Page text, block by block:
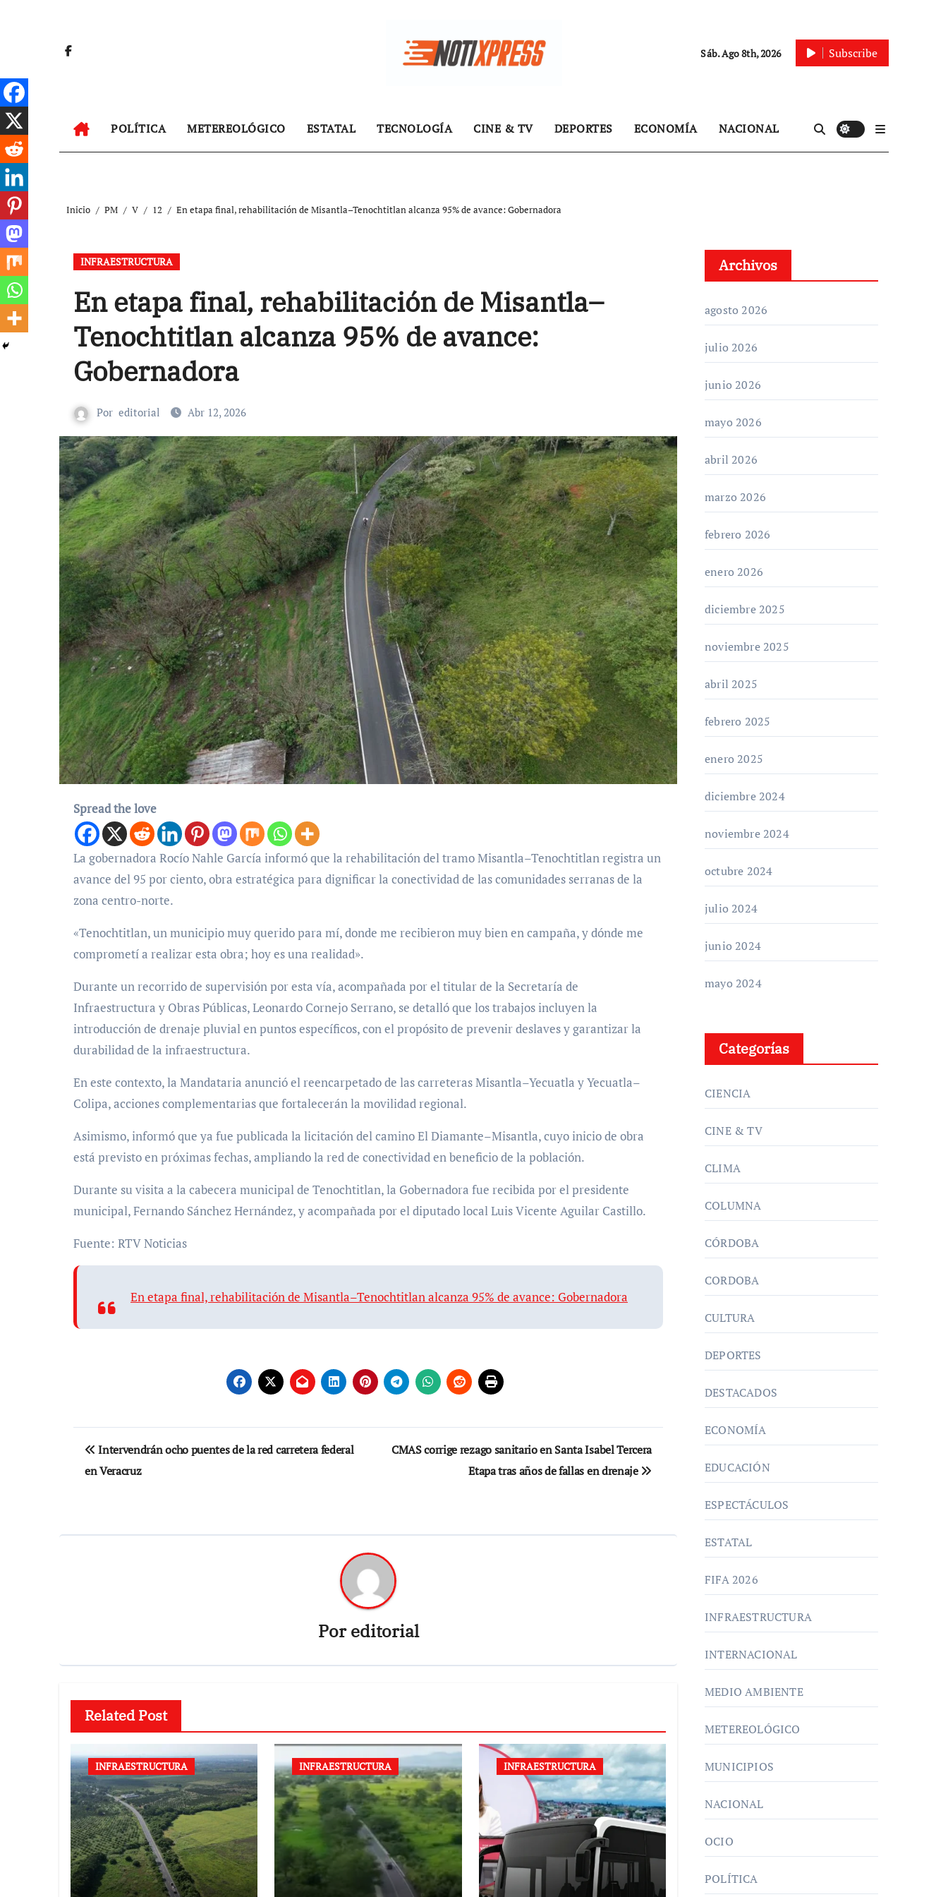
Sáb. Ago 8th, 2026 Subscribe
POLÍTICA METEREOLÓGICO ESTATAL TECNOLOGÍA CINE & TV DEPORTES ECONOMÍA NACIONAL
Inicio PM V 12 En etapa final, rehabilitación de Misantla–Tenochtitlan alcanza 95% de avance: Gobernadora
INFRAESTRUCTURA
En etapa final, rehabilitación de Misantla–
Tenochtitlan alcanza 95% de avance:
Gobernadora
Por editorial Abr 12, 2026
Spread the love
La gobernadora Rocío Nahle García informó que la rehabilitación del tramo Misantla–Tenochtitlan registra un
avance del 95 por ciento, obra estratégica para dignificar la conectividad de las comunidades serranas de la
zona centro-norte.
«Tenochtitlan, un municipio muy querido para mí, donde me recibieron muy bien en campaña, y dónde me
comprometí a realizar esta obra; hoy es una realidad».
Durante un recorrido de supervisión por esta vía, acompañada por el titular de la Secretaría de
Infraestructura y Obras Públicas, Leonardo Cornejo Serrano, se detalló que los trabajos incluyen la
introducción de drenaje pluvial en puntos específicos, con el propósito de prevenir deslaves y garantizar la
durabilidad de la infraestructura.
En este contexto, la Mandataria anunció el reencarpetado de las carreteras Misantla–Yecuatla y Yecuatla–
Colipa, acciones complementarias que fortalecerán la movilidad regional.
Asimismo, informó que ya fue publicada la licitación del camino El Diamante–Misantla, cuyo inicio de obra
está previsto en próximas fechas, ampliando la red de conectividad en beneficio de la población.
Durante su visita a la cabecera municipal de Tenochtitlan, la Gobernadora fue recibida por el presidente
municipal, Fernando Sánchez Hernández, y acompañada por el diputado local Luis Vicente Aguilar Castillo.
Fuente: RTV Noticias
En etapa final, rehabilitación de Misantla–Tenochtitlan alcanza 95% de avance: Gobernadora
Navegación
de
Intervendrán ocho puentes de la red carretera federal
en Veracruz
CMAS corrige rezago sanitario en Santa Isabel Tercera
Etapa tras años de fallas en drenaje
Poreditorial
Related Post
INFRAESTRUCTURA INFRAESTRUCTURA INFRAESTRUCTURA
Archivos
agosto 2026
julio 2026
junio 2026
mayo 2026
abril 2026
marzo 2026
febrero 2026
enero 2026
diciembre 2025
noviembre 2025
abril 2025
febrero 2025
enero 2025
diciembre 2024
noviembre 2024
octubre 2024
julio 2024
junio 2024
mayo 2024
Categorías
CIENCIA
CINE & TV
CLIMA
COLUMNA
CÓRDOBA
CORDOBA
CULTURA
DEPORTES
DESTACADOS
ECONOMÍA
EDUCACIÓN
ESPECTÁCULOS
ESTATAL
FIFA 2026
INFRAESTRUCTURA
INTERNACIONAL
MEDIO AMBIENTE
METEREOLÓGICO
MUNICIPIOS
NACIONAL
OCIO
POLÍTICA